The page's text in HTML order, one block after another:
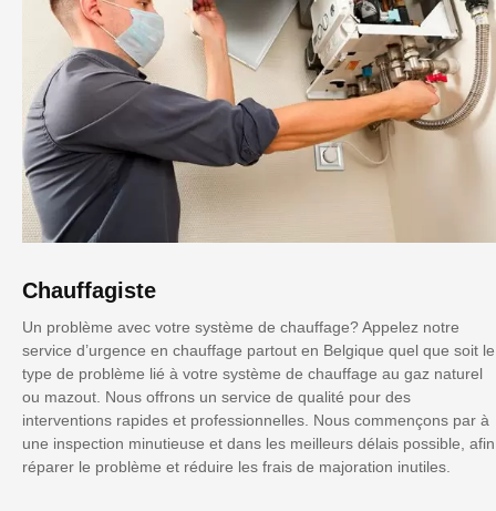
Chauffagiste
Un problème avec votre système de chauffage? Appelez notre
service d’urgence en chauffage partout en Belgique quel que soit le
type de problème lié à votre système de chauffage au gaz naturel
ou mazout. Nous offrons un service de qualité pour des
interventions rapides et professionnelles. Nous commençons par à
une inspection minutieuse et dans les meilleurs délais possible, afin
réparer le problème et réduire les frais de majoration inutiles.